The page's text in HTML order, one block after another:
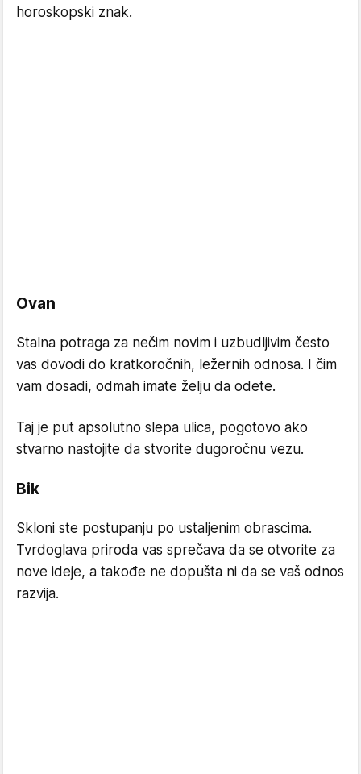
horoskopski znak.
Ovan
Stalna potraga za nečim novim i uzbudljivim često
vas dovodi do kratkoročnih, ležernih odnosa. I čim
vam dosadi, odmah imate želju da odete.
Taj je put apsolutno slepa ulica, pogotovo ako
stvarno nastojite da stvorite dugoročnu vezu.
Bik
Skloni ste postupanju po ustaljenim obrascima.
Tvrdoglava priroda vas sprečava da se otvorite za
nove ideje, a takođe ne dopušta ni da se vaš odnos
razvija.